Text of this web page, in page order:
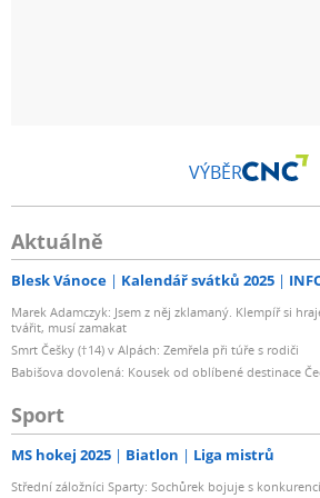
VÝBĚR
Aktuálně
Blesk Vánoce Kalendář svátků 2025
Marek Adamczyk: Jsem z něj zklamaný. Klempíř si
tvářit, musí zamakat
Smrt Češky (†14) v Alpách: Zemřela při túře s rodiči
Babišova dovolená: Kousek od oblíbené destinace
Sport
MS hokej 2025 Biatlon Liga mistrů
Střední záložníci Sparty: Sochůrek bojuje s